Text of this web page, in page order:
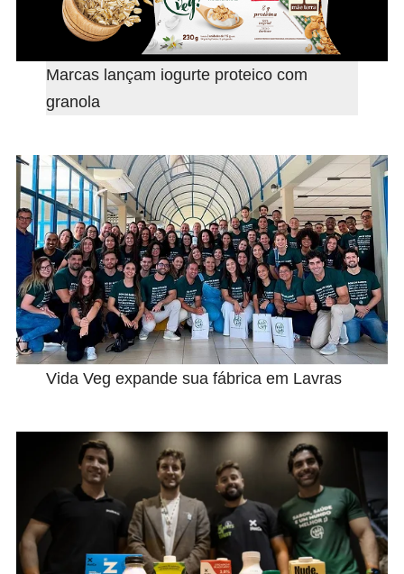
Marcas lançam iogurte proteico com
granola
Vida Veg expande sua fábrica em Lavras